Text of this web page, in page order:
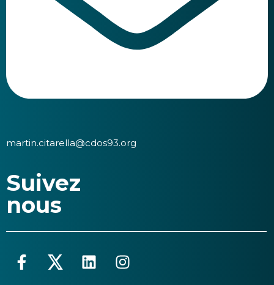
martin.citarella@cdos93.org
Suivez
nous